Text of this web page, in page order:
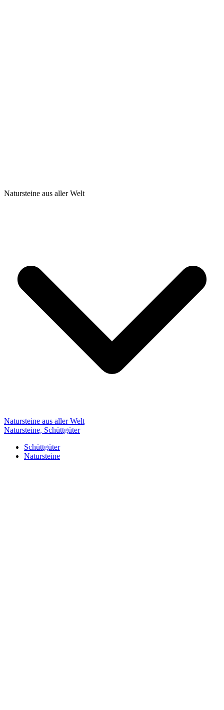
Natursteine aus aller Welt
Natursteine aus aller Welt
Natursteine, Schüttgüter
Schüttgüter
Natursteine